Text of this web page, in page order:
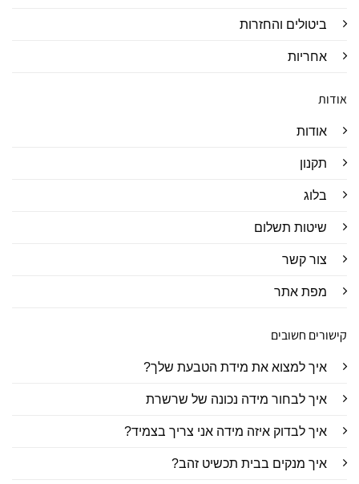
ביטולים והחזרות
אחריות
אודות
אודות
תקנון
בלוג
שיטות תשלום
צור קשר
מפת אתר
קישורים חשובים
איך למצוא את מידת הטבעת שלך?
איך לבחור מידה נכונה של שרשרת
איך לבדוק איזה מידה אני צריך בצמיד?
איך מנקים בבית תכשיט זהב?